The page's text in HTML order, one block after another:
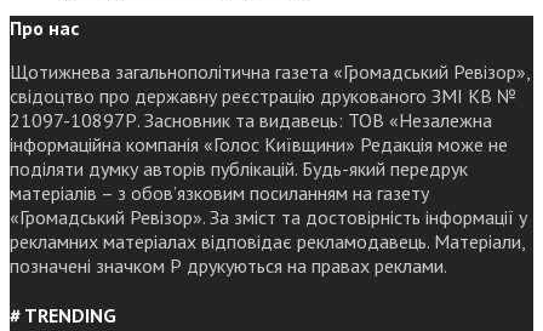
Про нас
Щотижнева загальнополітична газета «Громадський Ревізор»,
свідоцтво про державну реєстрацію друкованого ЗМІ КВ №
21097-10897Р. Засновник та видавець: ТОВ «Незалежна
інформаційна компанія «Голос Київщини» Редакція може не
поділяти думку авторів публікацій. Будь-який передрук
матеріалів – з обов’язковим посиланням на газету
«Громадський Ревізор». За зміст та достовірність інформації у
рекламних матеріалах відповідає рекламодавець. Матеріали,
позначені значком Р друкуються на правах реклами.
# TRENDING